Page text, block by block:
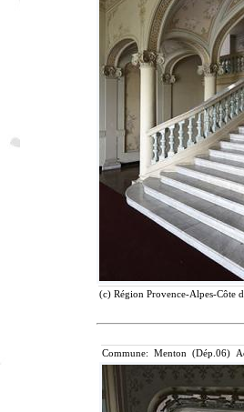
(c) Région Provence-Alpes-Côte
Commune: Menton (Dép.06)